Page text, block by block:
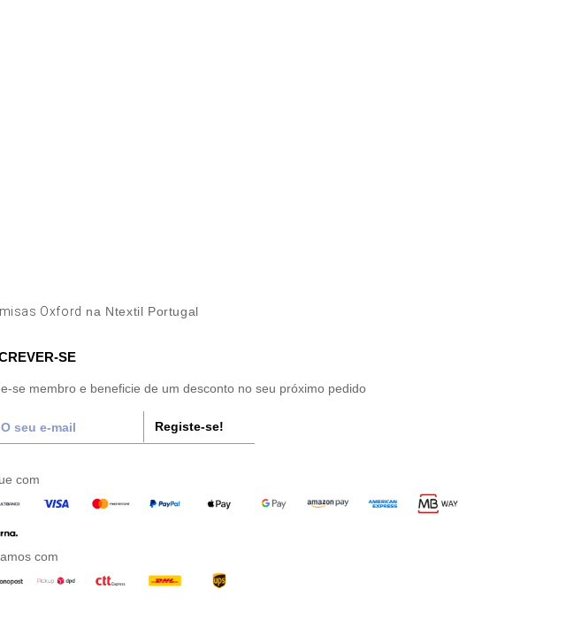
Oxford na Ntextil Portugal
SE
se membro e beneficie de um desconto no seu próximo pedido
Registe-se!
com
com